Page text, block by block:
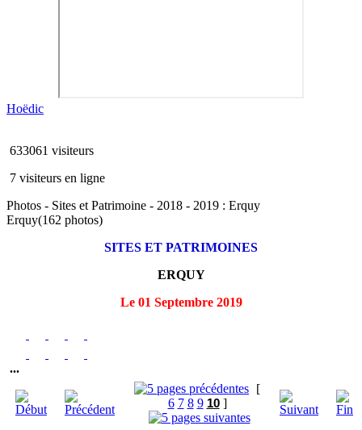
Hoëdic
633061 visiteurs
7 visiteurs en ligne
Photos - Sites et Patrimoine - 2018 - 2019 : Erquy
Erquy(162 photos)
SITES ET PATRIMOINES
ERQUY
Le 01 Septembre 2019
...
[
6 7 8 9 10]